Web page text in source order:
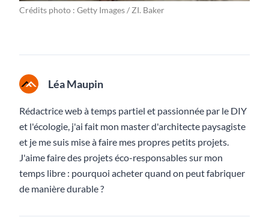
Crédits photo : Getty Images / ZI. Baker
Léa Maupin
Rédactrice web à temps partiel et passionnée par le DIY
et l'écologie, j'ai fait mon master d'architecte paysagiste
et je me suis mise à faire mes propres petits projets.
J'aime faire des projets éco-responsables sur mon
temps libre : pourquoi acheter quand on peut fabriquer
de manière durable ?